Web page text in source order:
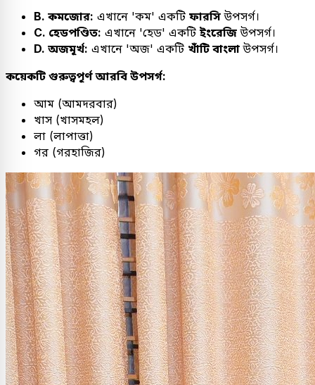
B. কমজোর: এখানে 'কম' একটি ফারসি উপসর্গ।
C. হেডপণ্ডিত: এখানে 'হেড' একটি ইংরেজি উপসর্গ।
D. অজমূর্খ: এখানে 'অজ' একটি খাঁটি বাংলা উপসর্গ।
কয়েকটি গুরুত্বপূর্ণ আরবি উপসর্গ:
আম (আমদরবার)
খাস (খাসমহল)
লা (লাপাত্তা)
গর (গরহাজির)